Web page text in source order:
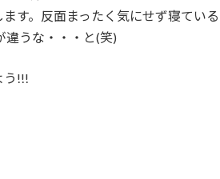
す。反面まったく気にせず寝ている
違うな・・・と(笑)
う!!!